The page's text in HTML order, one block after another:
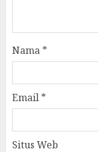
Nama *
Email *
Situs Web